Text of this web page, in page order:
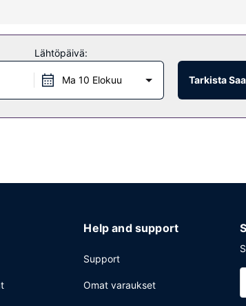
kutsut, joilla voit tavata muita asiakkaita.
klo 6.30–9.30.
Lähtöpäivä:
Ma 10 Elokuu Tarkista
Help and support
Support
Omat varaukset